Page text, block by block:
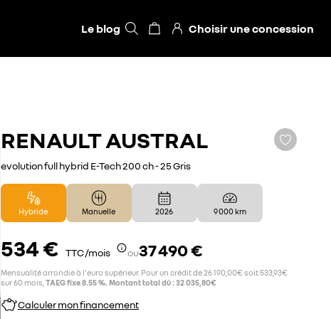
Le blog Choisir une concession
RENAULTAUSTRAL
evolution full hybrid E-Tech 200 ch - 25 Gris
Hybride Manuelle 2026 9 000 km
534 € TTC /mois ou37 490 €
Mensualité arrondie à l'euro supérieur. Pour un crédit de 26 190,00€ soit 533,93€
sur 60 mois, TAEG fixe 8.55 %. Montant total dû : 32 035,80€
Calculer mon financement